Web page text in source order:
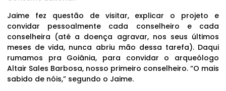
Jaime fez questão de visitar, explicar o projeto e
convidar pessoalmente cada conselheiro e cada
conselheira (até a doença agravar, nos seus últimos
meses de vida, nunca abriu mão dessa tarefa). Daqui
rumamos pra Goiânia, para convidar o arqueólogo
Altair Sales Barbosa, nosso primeiro conselheiro. “O mais
sabido de nóis,” segundo o Jaime.